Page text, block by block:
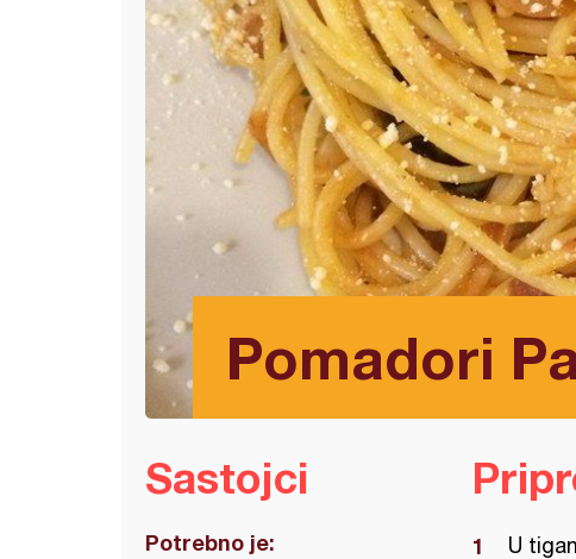
Pomadori
Sastojci
Potrebno je:
U